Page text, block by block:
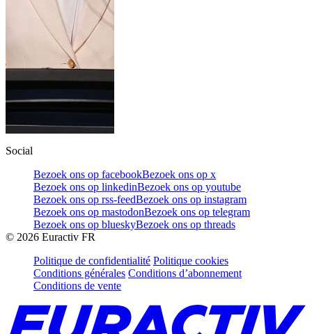
Social
Bezoek ons op facebookBezoek ons op x
Bezoek ons op linkedinBezoek ons op youtube
Bezoek ons op rss-feedBezoek ons op instagram
Bezoek ons op mastodonBezoek ons op telegram
Bezoek ons op blueskyBezoek ons op threads
© 2026 Euractiv FR
Politique de confidentialité Politique cookies
Conditions générales Conditions d’abonnement
Conditions de vente